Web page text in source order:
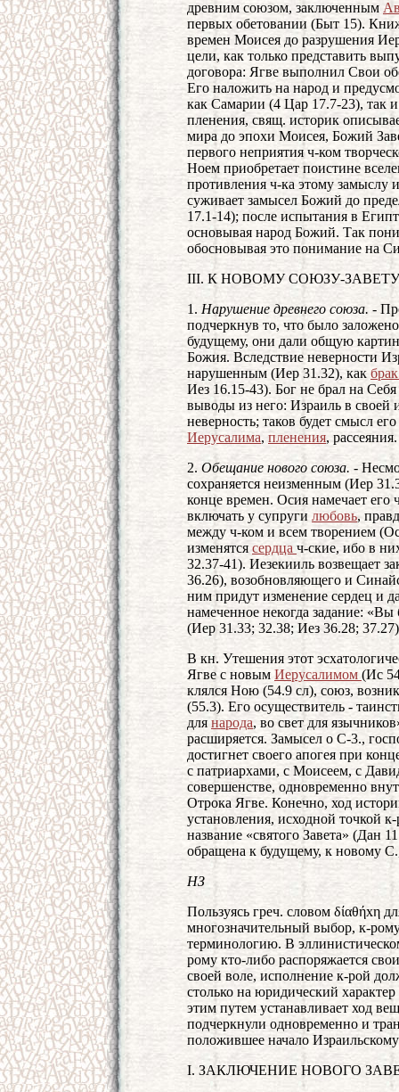
древним союзом, заключенным
первых обетовании (Быт 15).
времен Моисея до разрушения
цели, как только представить
договора: Ягве выполнил Свои
Его наложить на народ и
как Самарии (4 Цар 17.7-23), так
пленения, свящ. историк
мира до эпохи Моисея, Божий
первого неприятия ч-ком
Ноем приобретает поистине
противления ч-ка этому замыслу
суживает замысел Божий до
17.1-14); после испытания в
основывая народ Божий. Так
обосновывая это понимание на
III. К НОВОМУ СОЮЗУ-ЗАВЕТУ
1. Нарушение древнего союза. -
подчеркнув то, что было
будущему, они дали общую
Божия. Вследствие неверности
нарушенным (Иер 31.32), как
Иез 16.15-43). Бог не брал на
выводы из него: Израиль в своей
неверность; таков будет смысл
Иерусалима, пленения, рассеяния.
2. Обещание нового союза. -
сохраняется неизменным (Иер
конце времен. Осия намечает его
включать у супруги любовь,
между ч-ком и всем творением
изменятся сердца ч-ские, ибо в
32.37-41). Иезекииль возвещает
36.26), возобновляющего и
ним придут изменение сердец и
намеченное некогда задание:
(Иер 31.33; 32.38; Иез 36.28;
В кн. Утешения этот
Ягве с новым Иерусалимом (Ис
клялся Ною (54.9 сл), союз,
(55.3). Его осуществитель -
для народа, во свет для
расширяется. Замысел о С-3.,
достигнет своего апогея при
с патриархами, с Моисеем, с
совершенстве, одновременно
Отрока Ягве. Конечно, ход
установления, исходной точкой
название «святого Завета» (Дан
обращена к будущему, к новому
НЗ
Пользуясь греч. словом δίαθήхη
многозначительный выбор, к-
терминологию. В
рому кто-либо распоряжается
своей воле, исполнение к-рой
столько на юридический
этим путем устанавливает ход
подчеркнули одновременно и
положившее начало
I. ЗАКЛЮЧЕНИЕ НОВОГО